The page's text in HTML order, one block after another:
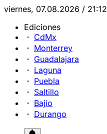
viernes, 07.08.2026 / 21:12
Ediciones
CdMx
Monterrey
Guadalajara
Laguna
Puebla
Saltillo
Bajío
Durango